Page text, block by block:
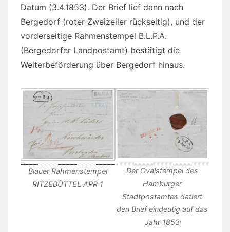
Datum (3.4.1853). Der Brief lief dann nach
Bergedorf (roter Zweizeiler rückseitig), und der
vorderseitige Rahmenstempel B.L.P.A.
(Bergedorfer Landpostamt) bestätigt die
Weiterbeförderung über Bergedorf hinaus.
Blauer Rahmenstempel
RITZEBÜTTEL APR 1
Der Ovalstempel des
Hamburger
Stadtpostamtes datiert
den Brief eindeutig auf das
Jahr 1853